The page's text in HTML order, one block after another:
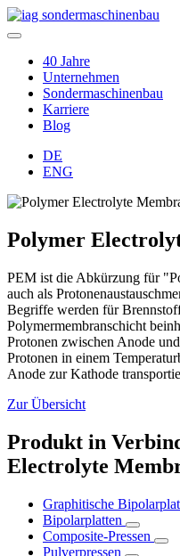
40 Jahre
Unternehmen
Sondermaschinenbau
Karriere
Blog
DE
ENG
Polymer
PEM ist die Abkürzung für
auch als
Begriffe werden für
Polymermembranschicht
Protonen zwischen Anode
Protonen in einem
Anode zur Kathode
Zur Übersicht
Produkt in
Electrolyte
Graphitische
Bipolarplatten
Composite-Pressen
Pulverpressen